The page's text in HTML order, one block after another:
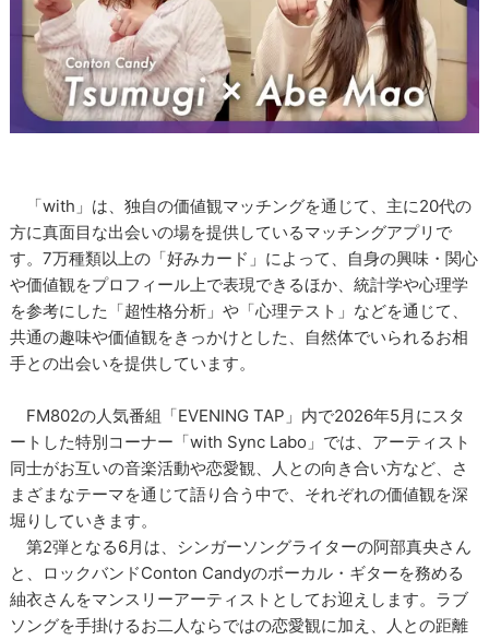
「with」は、独自の価値観マッチングを通じて、主に20代の
方に真面目な出会いの場を提供しているマッチングアプリで
す。7万種類以上の「好みカード」によって、自身の興味・関心
や価値観をプロフィール上で表現できるほか、統計学や心理学
を参考にした「超性格分析」や「心理テスト」などを通じて、
共通の趣味や価値観をきっかけとした、自然体でいられるお相
手との出会いを提供しています。
FM802の人気番組「EVENING TAP」内で2026年5月にスタ
ートした特別コーナー「with Sync Labo」では、アーティスト
同士がお互いの音楽活動や恋愛観、人との向き合い方など、さ
まざまなテーマを通じて語り合う中で、それぞれの価値観を深
堀りしていきます。
第2弾となる6月は、シンガーソングライターの阿部真央さん
と、ロックバンドConton Candyのボーカル・ギターを務める
紬衣さんをマンスリーアーティストとしてお迎えします。ラブ
ソングを手掛けるお二人ならではの恋愛観に加え、人との距離